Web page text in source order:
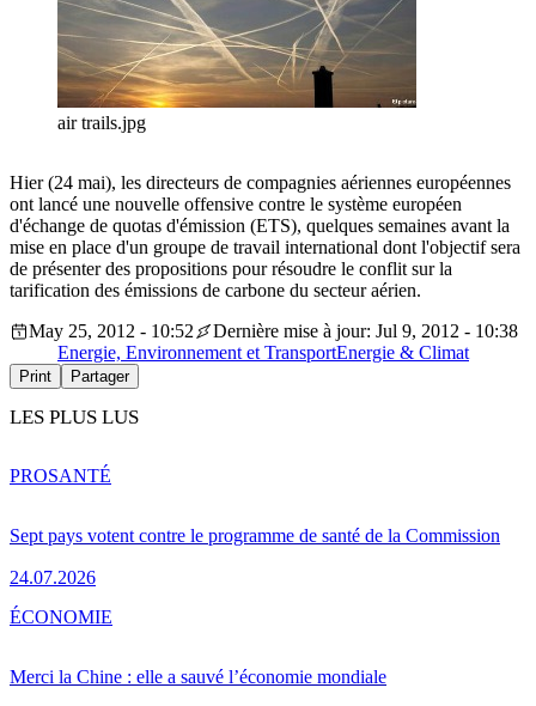
air trails.jpg
Hier (24 mai), les directeurs de compagnies aériennes européennes
ont lancé une nouvelle offensive contre le système européen
d'échange de quotas d'émission (ETS), quelques semaines avant la
mise en place d'un groupe de travail international dont l'objectif sera
de présenter des propositions pour résoudre le conflit sur la
tarification des émissions de carbone du secteur aérien.
May 25, 2012 - 10:52
Dernière mise à jour: Jul 9, 2012 - 10:38
Energie, Environnement et TransportEnergie & Climat
Print Partager
LES PLUS LUS
Sept pays votent contre le programme de santé de la Commission
24.07.2026
PROSANTÉ
Merci la Chine : elle a sauvé l’économie mondiale
ÉCONOMIE